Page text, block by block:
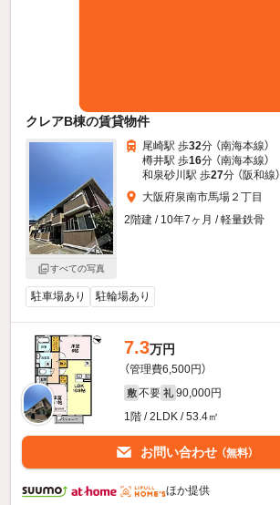
クレアB棟の賃貸物件
すべての写真
尾崎駅 歩32分 （南海本線）
樽井駅 歩16分 （南海本線）
和泉砂川駅 歩27分 （阪和線）
大阪府泉南市馬場２丁目
2階建 / 10年7ヶ月 / 軽量鉄骨
駐車場あり 駐輪場あり
7.3万円
（管理費6,500円）
敷 不要 礼 90,000円
1階 / 2LDK / 53.4㎡
お問い合わせ （無料）
ほか提供